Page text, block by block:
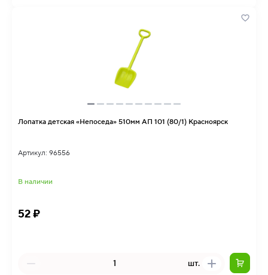
Лопатка детская «Непоседа» 510мм АП 101 (80/1) Красноярск
Артикул: 96556
В наличии
52 ₽
шт.